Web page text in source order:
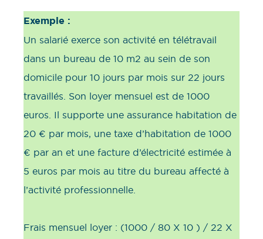
Exemple :
Un salarié exerce son activité en télétravail
dans un bureau de 10 m2 au sein de son
domicile pour 10 jours par mois sur 22 jours
travaillés. Son loyer mensuel est de 1000
euros. Il supporte une assurance habitation de
20 € par mois, une taxe d’habitation de 1000
€ par an et une facture d’électricité estimée à
5 euros par mois au titre du bureau affecté à
l’activité professionnelle.
Frais mensuel loyer : (1000 / 80 X 10 ) / 22 X